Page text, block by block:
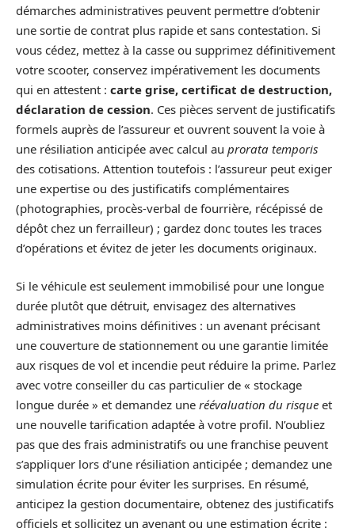
démarches administratives peuvent permettre d’obtenir
une sortie de contrat plus rapide et sans contestation. Si
vous cédez, mettez à la casse ou supprimez définitivement
votre scooter, conservez impérativement les documents
qui en attestent : carte grise, certificat de destruction,
déclaration de cession. Ces pièces servent de justificatifs
formels auprès de l’assureur et ouvrent souvent la voie à
une résiliation anticipée avec calcul au prorata temporis
des cotisations. Attention toutefois : l’assureur peut exiger
une expertise ou des justificatifs complémentaires
(photographies, procès-verbal de fourrière, récépissé de
dépôt chez un ferrailleur) ; gardez donc toutes les traces
d’opérations et évitez de jeter les documents originaux.
Si le véhicule est seulement immobilisé pour une longue
durée plutôt que détruit, envisagez des alternatives
administratives moins définitives : un avenant précisant
une couverture de stationnement ou une garantie limitée
aux risques de vol et incendie peut réduire la prime. Parlez
avec votre conseiller du cas particulier de « stockage
longue durée » et demandez une réévaluation du risque et
une nouvelle tarification adaptée à votre profil. N’oubliez
pas que des frais administratifs ou une franchise peuvent
s’appliquer lors d’une résiliation anticipée ; demandez une
simulation écrite pour éviter les surprises. En résumé,
anticipez la gestion documentaire, obtenez des justificatifs
officiels et sollicitez un avenant ou une estimation écrite :